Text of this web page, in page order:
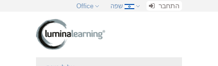
Office שפה התחבר